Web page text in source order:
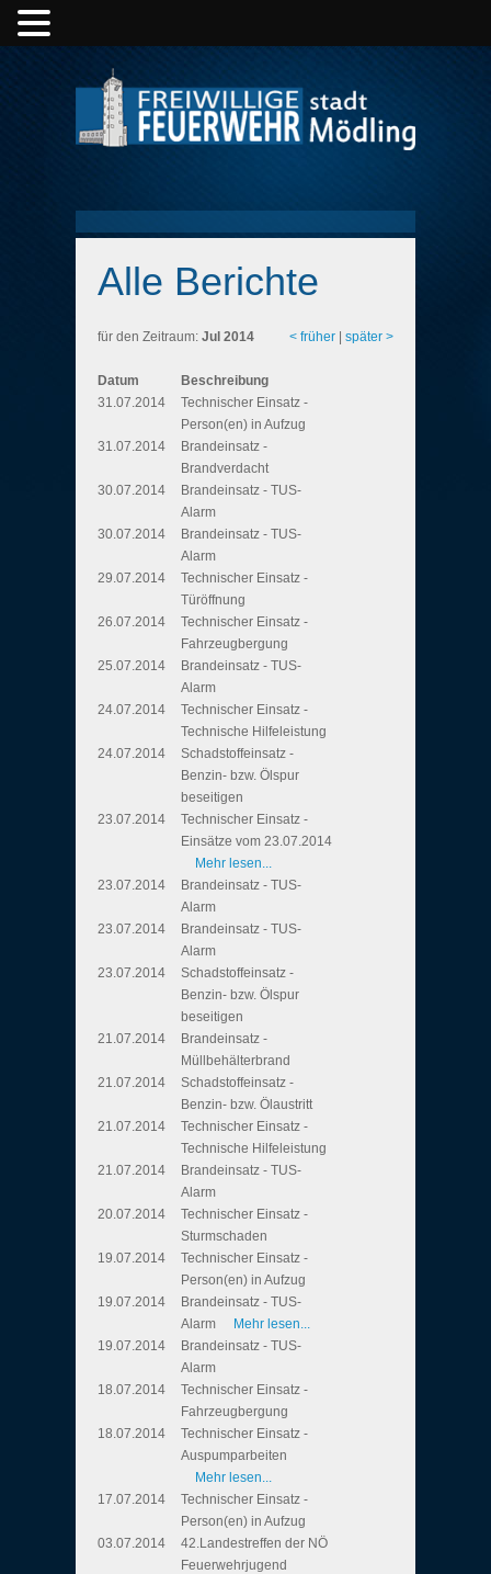
Alle Berichte
< früher später >
für den Zeitraum: Jul 2014
Datum
Beschreibung
31.07.2014
Technischer Einsatz -
Person(en) in Aufzug
31.07.2014
Brandeinsatz -
Brandverdacht
30.07.2014
Brandeinsatz - TUS-
Alarm
30.07.2014
Brandeinsatz - TUS-
Alarm
29.07.2014
Technischer Einsatz -
Türöffnung
26.07.2014
Technischer Einsatz -
Fahrzeugbergung
25.07.2014
Brandeinsatz - TUS-
Alarm
24.07.2014
Technischer Einsatz -
Technische Hilfeleistung
24.07.2014
Schadstoffeinsatz -
Benzin- bzw. Ölspur
beseitigen
23.07.2014
Technischer Einsatz -
Einsätze vom 23.07.2014
Mehr lesen...
23.07.2014
Brandeinsatz - TUS-
Alarm
23.07.2014
Brandeinsatz - TUS-
Alarm
23.07.2014
Schadstoffeinsatz -
Benzin- bzw. Ölspur
beseitigen
21.07.2014
Brandeinsatz -
Müllbehälterbrand
21.07.2014
Schadstoffeinsatz -
Benzin- bzw. Ölaustritt
21.07.2014
Technischer Einsatz -
Technische Hilfeleistung
21.07.2014
Brandeinsatz - TUS-
Alarm
20.07.2014
Technischer Einsatz -
Sturmschaden
19.07.2014
Technischer Einsatz -
Person(en) in Aufzug
19.07.2014
Brandeinsatz - TUS-
Alarm
Mehr lesen...
19.07.2014
Brandeinsatz - TUS-
Alarm
18.07.2014
Technischer Einsatz -
Fahrzeugbergung
18.07.2014
Technischer Einsatz -
Auspumparbeiten
Mehr lesen...
17.07.2014
Technischer Einsatz -
Person(en) in Aufzug
03.07.2014
42.Landestreffen der NÖ
Feuerwehrjugend